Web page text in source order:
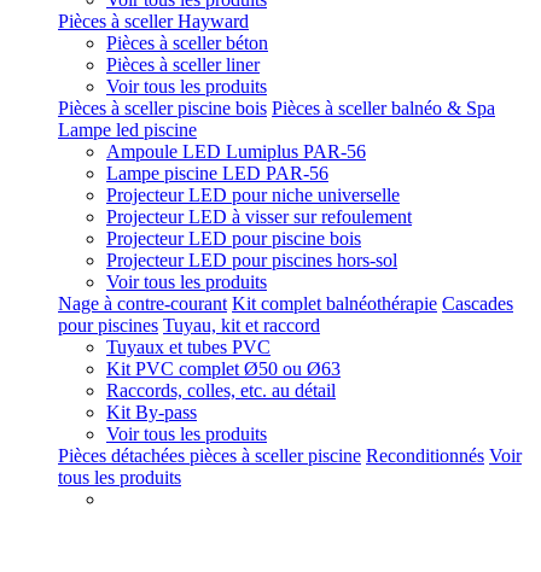
Pièces à sceller Hayward
Pièces à sceller béton
Pièces à sceller liner
Voir tous les produits
Pièces à sceller piscine bois Pièces à sceller balnéo & Spa
Lampe led piscine
Ampoule LED Lumiplus PAR-56
Lampe piscine LED PAR-56
Projecteur LED pour niche universelle
Projecteur LED à visser sur refoulement
Projecteur LED pour piscine bois
Projecteur LED pour piscines hors-sol
Voir tous les produits
Nage à contre-courant Kit complet balnéothérapie Cascades
pour piscines Tuyau, kit et raccord
Tuyaux et tubes PVC
Kit PVC complet Ø50 ou Ø63
Raccords, colles, etc. au détail
Kit By-pass
Voir tous les produits
Pièces détachées pièces à sceller piscine Reconditionnés Voir
tous les produits